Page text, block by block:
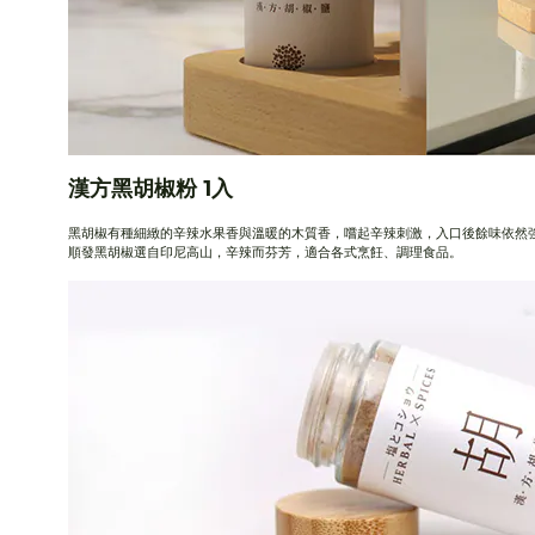
漢方黑胡椒粉1入
黑胡椒有種細緻的辛辣水果香與溫暖的木質香，嚐起辛辣刺激，入口後餘味依然
順發黑胡椒選自印尼高山，辛辣而芬芳，適合各式烹飪、調理食品。